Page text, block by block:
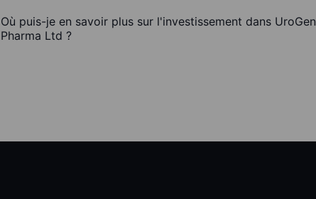
Où puis-je en savoir plus sur l'investissement dans UroGen
Pharma Ltd ?